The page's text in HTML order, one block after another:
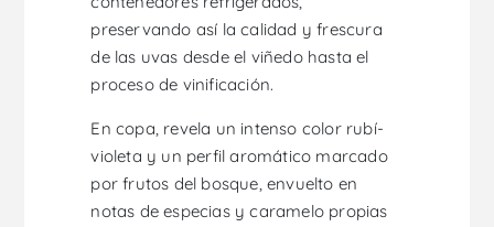
preservando así la calidad y frescura
de las uvas desde el viñedo hasta el
proceso de vinificación.
En copa, revela un intenso color rubí-
violeta y un perfil aromático marcado
por frutos del bosque, envuelto en
notas de especias y caramelo propias